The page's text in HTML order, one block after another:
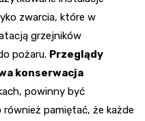
zwarcia, które w
grzejników
pożaru. Przeglądy
konserwacja
powinny być
pamiętać, że każde